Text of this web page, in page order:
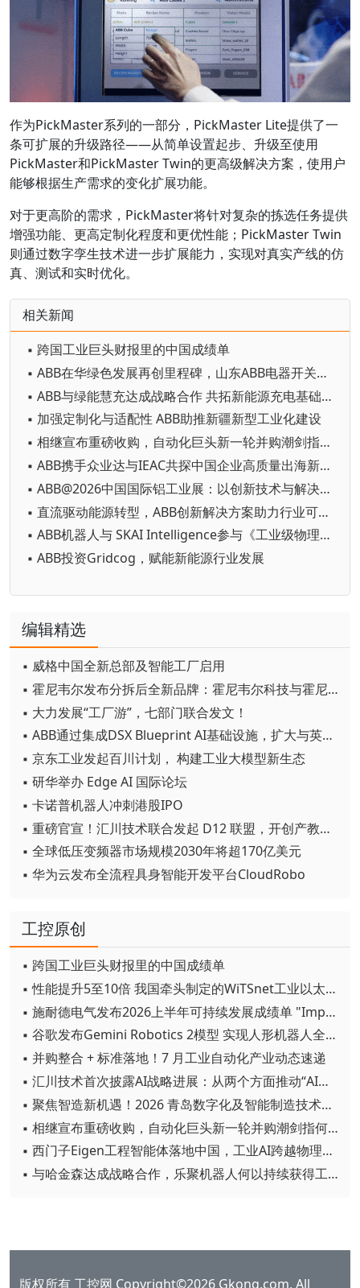
作为PickMaster系列的一部分，PickMaster Lite提供了一
条可扩展的升级路径——从简单设置起步、升级至使用
PickMaster和PickMaster Twin的更高级解决方案，使用户
能够根据生产需求的变化扩展功能。
对于更高阶的需求，PickMaster将针对复杂的拣选任务提供
增强功能、更高定制化程度和更优性能；PickMaster Twin
则通过数字孪生技术进一步扩展能力，实现对真实产线的仿
真、测试和实时优化。
相关新闻
▪ 跨国工业巨头财报里的中国成绩单
▪ ABB在华绿色发展再创里程碑，山东ABB电器开关有限公司获UL 2799 “铂金级” 认证
▪ ABB与绿能慧充达成战略合作 共拓新能源充电基础设施新机遇
▪ 加强定制化与适配性 ABB助推新疆新型工业化建设
▪ 相继宣布重磅收购，自动化巨头新一轮并购潮剑指何方？
▪ ABB携手众业达与IEAC共探中国企业高质量出海新路径
▪ ABB@2026中国国际铝工业展：以创新技术与解决方案赋能铝行业高质量发展
▪ 直流驱动能源转型，ABB创新解决方案助力行业可持续发展
▪ ABB机器人与 SKAI Intelligence参与《工业级物理AI赋能高精密制造》白皮书中文版发布仪式
▪ ABB投资Gridcog，赋能新能源行业发展
编辑精选
▪ 威格中国全新总部及智能工厂启用
▪ 霍尼韦尔发布分拆后全新品牌：霍尼韦尔科技与霍尼韦尔航空航天
▪ 大力发展“工厂游”，七部门联合发文！
▪ ABB通过集成DSX Blueprint AI基础设施，扩大与英伟达的合作
▪ 京东工业发起百川计划， 构建工业大模型新生态
▪ 研华举办 Edge AI 国际论坛
▪ 卡诺普机器人冲刺港股IPO
▪ 重磅官宣！汇川技术联合发起 D12 联盟，开创产教融合新范式
▪ 全球低压变频器市场规模2030年将超170亿美元
▪ 华为云发布全流程具身智能开发平台CloudRobo
工控原创
▪ 跨国工业巨头财报里的中国成绩单
▪ 性能提升5至10倍 我国牵头制定的WiTSnet工业以太网国际标准正式发布
▪ 施耐德电气发布2026上半年可持续发展成绩单 "Impact 2030"路线图开局稳健
▪ 谷歌发布Gemini Robotics 2模型 实现人形机器人全身智能控制突破
▪ 并购整合 + 标准落地！7 月工业自动化产业动态速递
▪ 汇川技术首次披露AI战略进展：从两个方面推动“AI业务化”落地
▪ 聚焦智造新机遇！2026 青岛数字化及智能制造技术论坛圆满落幕
▪ 相继宣布重磅收购，自动化巨头新一轮并购潮剑指何方？
▪ 西门子Eigen工程智能体落地中国，工业AI跨越物理世界“确定性”拐点
▪ 与哈金森达成战略合作，乐聚机器人何以持续获得工业巨头青睐？
版权所有 工控网 Copyright©2026 Gkong.com, All